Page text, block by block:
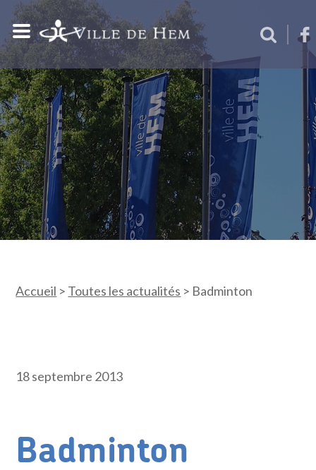
Accueil > Toutes les actualités > Badminton
18 septembre 2013
Badminton